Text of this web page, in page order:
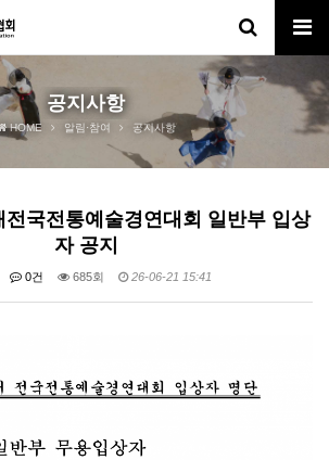
공지사항
HOME 알림·참여 공지사항
국전통예술경연대회 일반부 입상
자 공지
0건 685회 26-06-21 15:41